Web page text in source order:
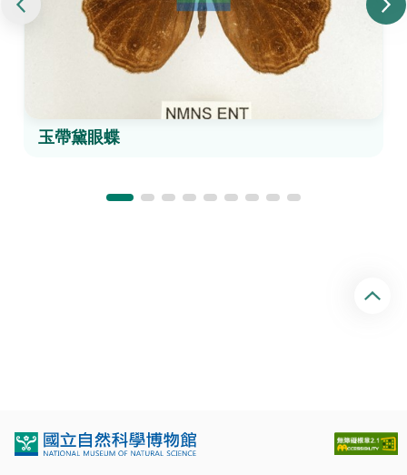
玉帶黛眼蝶
回
頂
端